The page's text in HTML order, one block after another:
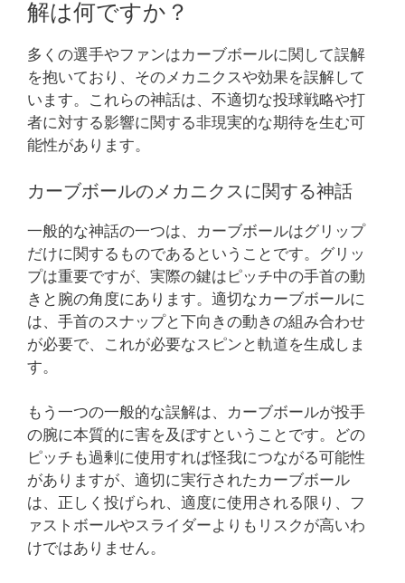
解は何ですか？
多くの選手やファンはカーブボールに関して誤解
を抱いており、そのメカニクスや効果を誤解して
います。これらの神話は、不適切な投球戦略や打
者に対する影響に関する非現実的な期待を生む可
能性があります。
カーブボールのメカニクスに関する神話
一般的な神話の一つは、カーブボールはグリップ
だけに関するものであるということです。グリッ
プは重要ですが、実際の鍵はピッチ中の手首の動
きと腕の角度にあります。適切なカーブボールに
は、手首のスナップと下向きの動きの組み合わせ
が必要で、これが必要なスピンと軌道を生成しま
す。
もう一つの一般的な誤解は、カーブボールが投手
の腕に本質的に害を及ぼすということです。どの
ピッチも過剰に使用すれば怪我につながる可能性
がありますが、適切に実行されたカーブボール
は、正しく投げられ、適度に使用される限り、フ
ァストボールやスライダーよりもリスクが高いわ
けではありません。